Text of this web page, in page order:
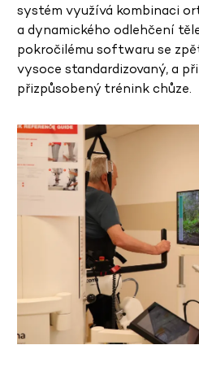
systém využívá kombinaci
a dynamického odlehčení
pokročilému softwaru se
vysoce standardizovaný, a
přizpůsobený trénink chůze.